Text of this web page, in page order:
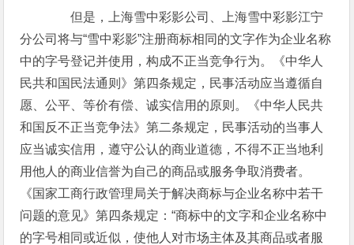
但是，上海雪中彩影公司、上海雪中彩影江宁
分公司将与“雪中彩影”注册商标相同的文字作为企业名称
中的字号登记并使用，构成不正当竞争行为。《中华人
民共和国民法通则》第四条规定，民事活动应当遵循自
愿、公平、等价有偿、诚实信用的原则。《中华人民共
和国反不正当竞争法》第二条规定，民事活动的当事人
应当诚实信用，遵守公认的商业道德，不得不正当地利
用他人的商业信誉为自己的商品或服务争取消费者。
《国家工商行政管理局关于解决商标与企业名称中若干
问题的意见》第四条规定：“商标中的文字和企业名称中
的字号相同或近似，使他人对市场主体及其商品或者服